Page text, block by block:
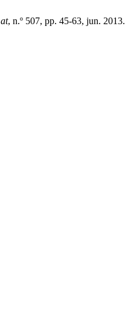
at, n.º 507, pp. 45-63, jun. 2013.